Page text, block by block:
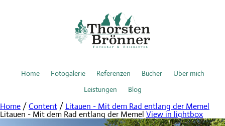
Home Fotogalerie Referenzen Bücher
Über mich
Leistungen
Blog
Home /Content / Litauen - Mit dem Rad entlang der Memel
Litauen - Mit dem Rad entlang der Memel View in lightbox